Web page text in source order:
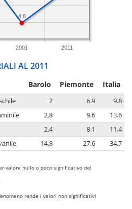
2001 2011
4.8
AL 2011
Barolo Piemonte Italia
2 6.9
9.8
2.8 9.6
13.6
2.4 8.1
11.4
14.8 27.6 34.7
valore nullo o poco significativo del
rende i valori non significativi